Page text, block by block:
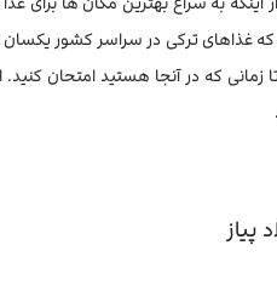
که غذاهای ترکی در سراسر کشور یکسان
زمانی که در آنجا هستید امتحان
پیاز